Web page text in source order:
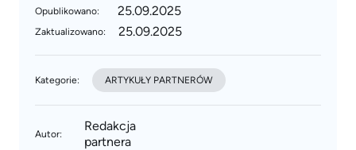
Autor:
Redakcja
partnera
Opublikowano: 25.09.2025
Zaktualizowano: 25.09.2025
Kategorie: ARTYKUŁY PARTNERÓW